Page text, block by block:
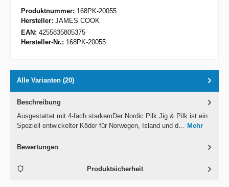
Produktnummer: 168PK-20055
Hersteller: JAMES COOK
EAN: 4255835805375
Hersteller-Nr.: 168PK-20055
Alle Varianten (20)
Beschreibung
Ausgestattet mit 4-fach starkemDer Nordic Pilk Jig & Pilk ist ein
Speziell entwickelter Köder für Norwegen, Island und d… Mehr
Bewertungen
Produktsicherheit